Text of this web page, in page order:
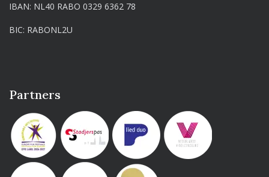
IBAN: NL40 RABO 0329 6362 78
BIC: RABONL2U
Partners